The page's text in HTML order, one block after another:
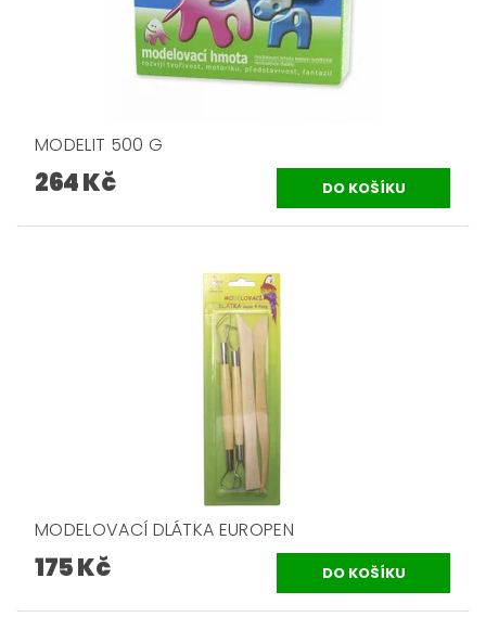
MODELIT 500 G
264 Kč
MODELOVACÍ DLÁTKA EUROPEN
175 Kč